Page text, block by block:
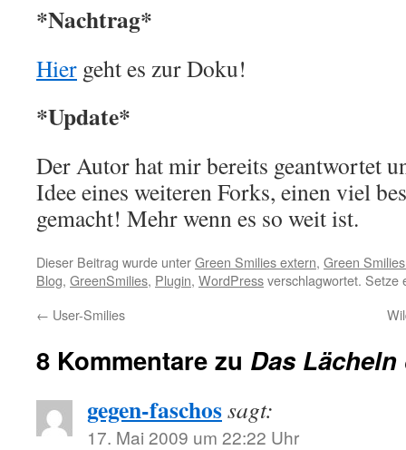
*Nachtrag*
Hier geht es zur Doku!
*Update*
Der Autor hat mir bereits geantwortet
Idee eines weiteren Forks, einen viel
gemacht! Mehr wenn es so weit ist.
Dieser Beitrag wurde unterGreen Smilies extern, Green
Blog, GreenSmilies, Plugin, WordPressverschlagwortet.
← User-Smilies
8 Kommentare zu Das
gegen-faschossagt:
17. Mai 2009 um 22:22 Uhr